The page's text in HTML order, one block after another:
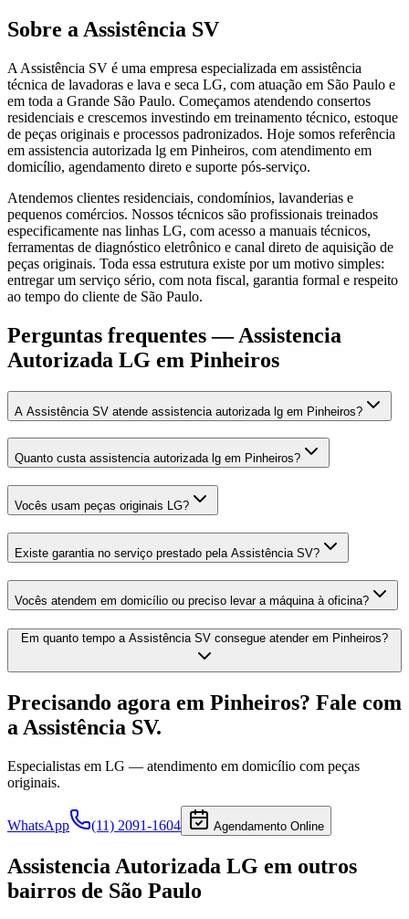
Sobre a Assistência SV
A Assistência SV é uma empresa especializada em assistência
técnica de lavadoras e lava e seca LG, com atuação em São Paulo e
em toda a Grande São Paulo. Começamos atendendo consertos
residenciais e crescemos investindo em treinamento técnico, estoque
de peças originais e processos padronizados. Hoje somos referência
em assistencia autorizada lg em Pinheiros, com atendimento em
domicílio, agendamento direto e suporte pós-serviço.
Atendemos clientes residenciais, condomínios, lavanderias e
pequenos comércios. Nossos técnicos são profissionais treinados
especificamente nas linhas LG, com acesso a manuais técnicos,
ferramentas de diagnóstico eletrônico e canal direto de aquisição de
peças originais. Toda essa estrutura existe por um motivo simples:
entregar um serviço sério, com nota fiscal, garantia formal e respeito
ao tempo do cliente de São Paulo.
Perguntas frequentes —Assistencia
Autorizada LG em Pinheiros
A Assistência SV atende assistencia autorizada lg em Pinheiros?
Quanto custa assistencia autorizada lg em Pinheiros?
Vocês usam peças originais LG?
Existe garantia no serviço prestado pela Assistência SV?
Vocês atendem em domicílio ou preciso levar a máquina à oficina?
Em quanto tempo a Assistência SV consegue atender em Pinheiros?
Precisando agora em Pinheiros? Fale com
a Assistência SV.
Especialistas em LG — atendimento em domicílio com peças
originais.
WhatsApp (11) 2091-1604 Agendamento Online
Assistencia Autorizada LG em outros
bairros de São Paulo